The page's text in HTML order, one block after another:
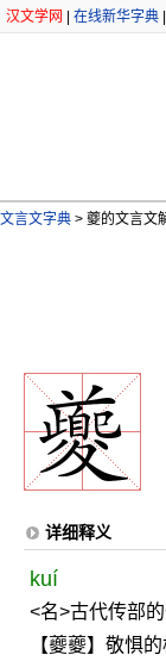
汉文学网 在线新华字典
文言文字典 > 夔的文言文
详细释义
kuí
<名>古代传部
【夔夔】敬惧的